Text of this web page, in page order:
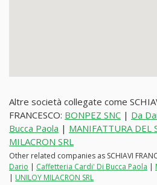
Altre società collegate come
FRANCESCO: BONPEZ SNC | Da
Bucca Paola | MANIFATTURA DEL
MILACRON SRL
Other related companies as SCHIAVI
Dario | Caffetteria Cardi' Di Bucca Paola |
| UNILOY MILACRON SRL